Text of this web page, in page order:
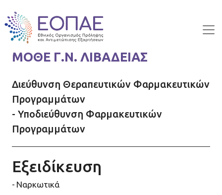
ΜΟΘΕ Γ.Ν. ΛΙΒΑΔΕΙΑΣ
Διεύθυνση Θεραπευτικών Φαρμακευτικών
Προγραμμάτων
- Υποδιεύθυνση Φαρμακευτικών
Προγραμμάτων
Εξειδίκευση
Ναρκωτικά